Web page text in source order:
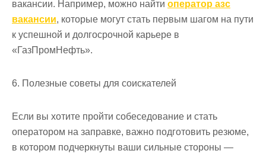
вакансии. Например, можно найти оператор азс
вакансии, которые могут стать первым шагом на пути
к успешной и долгосрочной карьере в
«ГазПромНефть».
6. Полезные советы для соискателей
Если вы хотите пройти собеседование и стать
оператором на заправке, важно подготовить резюме,
в котором подчеркнуты ваши сильные стороны —